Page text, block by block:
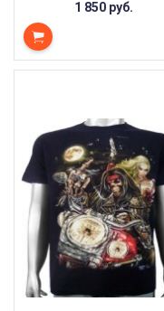
1 850 руб.